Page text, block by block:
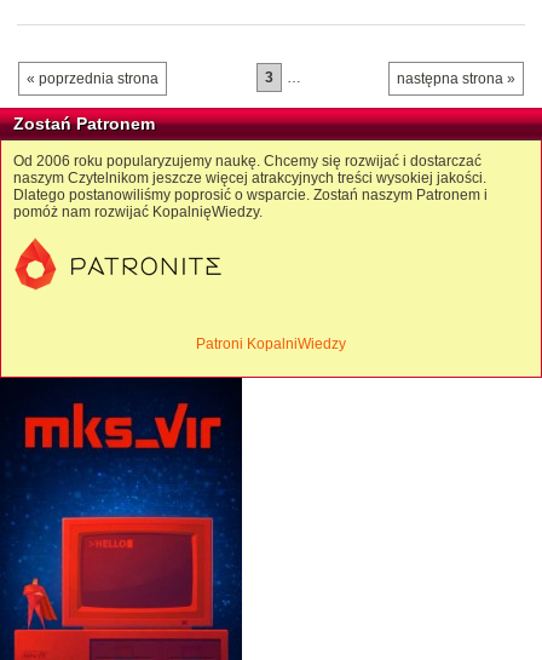
« poprzednia strona następna strona »
3 …
Zostań Patronem
Od 2006 roku popularyzujemy naukę. Chcemy się rozwijać i dostarczać
naszym Czytelnikom jeszcze więcej atrakcyjnych treści wysokiej jakości.
Dlatego postanowiliśmy poprosić o wsparcie. Zostań naszym Patronem i
pomóż nam rozwijać KopalnięWiedzy.
Patroni KopalniWiedzy